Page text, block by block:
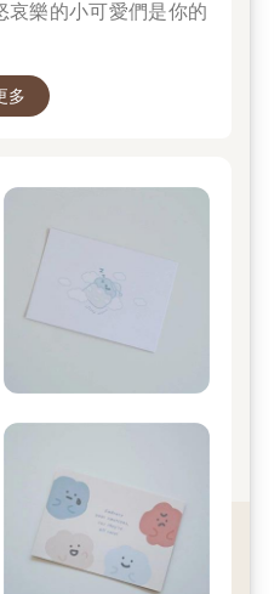
哀樂的小可愛們是你的
多